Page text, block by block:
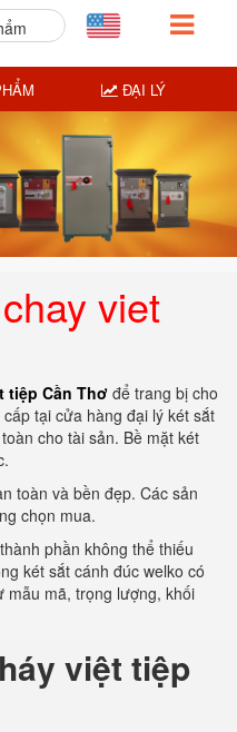
viet
tiệp Cần Thơ để trang bị cho
tại cửa hàng đại lý két sắt
cho tài sản. Bề mặt két
toàn và bền đẹp. Các sản
chọn mua.
phần không thể thiếu
két sắt cánh đúc welko có
mẫu mã, trọng lượng, khối
việt tiệp
ĐẠI LÝ